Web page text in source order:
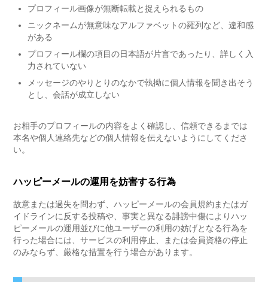
プロフィール画像が無断転載と捉えられるもの
ニックネームが無意味なアルファベットの羅列など、違和感
がある
プロフィール欄の項目の日本語が片言であったり、詳しく入
力されていない
メッセージのやりとりのなかで執拗に個人情報を聞き出そう
とし、会話が成立しない
お相手のプロフィールの内容をよく確認し、信頼できるまでは
本名や個人連絡先などの個人情報を伝えないようにしてくださ
い。
ハッピーメールの運用を妨害する行為
故意または過失を問わず、ハッピーメールの会員規約またはガ
イドラインに反する投稿や、事実と異なる誹謗中傷によりハッ
ピーメールの運用並びに他ユーザーの利用の妨げとなる行為を
行った場合には、サービスの利用停止、または会員資格の停止
のみならず、厳格な措置を行う場合があります。